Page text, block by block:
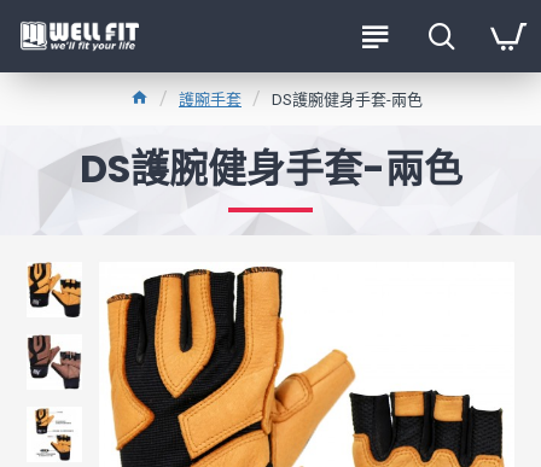
護腕手套 DS護腕健身手套-兩色
DS護腕健身手套-兩色